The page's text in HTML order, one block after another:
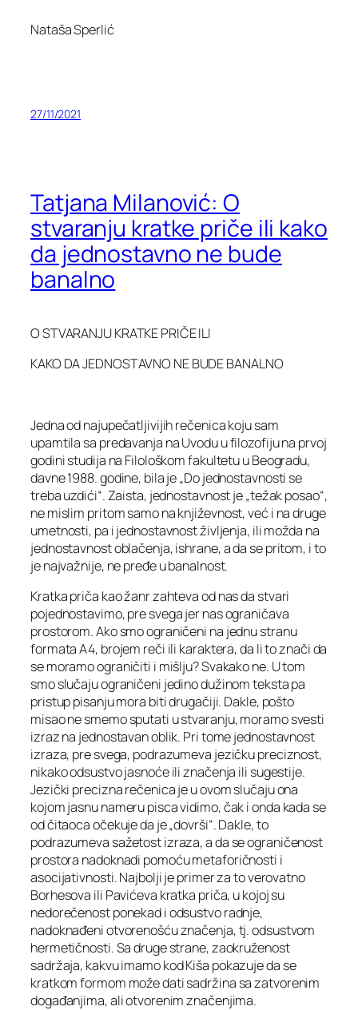
Nataša Sperlić
27/11/2021
Tatjana Milanović: O
stvaranju kratke priče ili kako
da jednostavno ne bude
banalno
O STVARANJU KRATKE PRIČE ILI
KAKO DA JEDNOSTAVNO NE BUDE BANALNO
Jedna od najupečatljivijih rečenica koju sam
upamtila sa predavanja na Uvodu u filozofiju na prvoj
godini studija na Filološkom fakultetu u Beogradu,
davne 1988. godine, bila je „Do jednostavnosti se
treba uzdići“. Zaista, jednostavnost je „težak posao“,
ne mislim pritom samo na književnost, već i na druge
umetnosti, pa i jednostavnost življenja, ili možda na
jednostavnost oblačenja, ishrane, a da se pritom, i to
je najvažnije, ne pređe u banalnost.
Kratka priča kao žanr zahteva od nas da stvari
pojednostavimo, pre svega jer nas ograničava
prostorom. Ako smo ograničeni na jednu stranu
formata A4, brojem reči ili karaktera, da li to znači da
se moramo ograničiti i mišlju? Svakako ne. U tom
smo slučaju ograničeni jedino dužinom teksta pa
pristup pisanju mora biti drugačiji. Dakle, pošto
misao ne smemo sputati u stvaranju, moramo svesti
izraz na jednostavan oblik. Pri tome jednostavnost
izraza, pre svega, podrazumeva jezičku preciznost,
nikako odsustvo jasnoće ili značenja ili sugestije.
Jezički precizna rečenica je u ovom slučaju ona
kojom jasnu nameru pisca vidimo, čak i onda kada se
od čitaoca očekuje da je „dovrši“. Dakle, to
podrazumeva sažetost izraza, a da se ograničenost
prostora nadoknadi pomoću metaforičnosti i
asocijativnosti. Najbolji je primer za to verovatno
Borhesova ili Pavićeva kratka priča, u kojoj su
nedorečenost ponekad i odsustvo radnje,
nadoknađeni otvorenošću značenja, tj. odsustvom
hermetičnosti. Sa druge strane, zaokruženost
sadržaja, kakvu imamo kod Kiša pokazuje da se
kratkom formom može dati sadržina sa zatvorenim
događanjima, ali otvorenim značenjima.